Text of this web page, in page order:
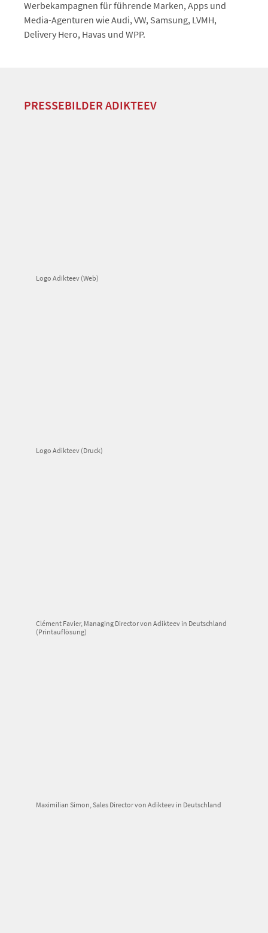
Werbekampagnen für führende Marken, Apps und
Media-Agenturen wie Audi, VW, Samsung, LVMH,
Delivery Hero, Havas und WPP.
PRESSEBILDER ADIKTEEV
Logo Adikteev (Web)
Logo Adikteev (Druck)
Clément Favier, Managing Director von Adikteev in Deutschland
(Printauflösung)
Maximilian Simon, Sales Director von Adikteev in Deutschland